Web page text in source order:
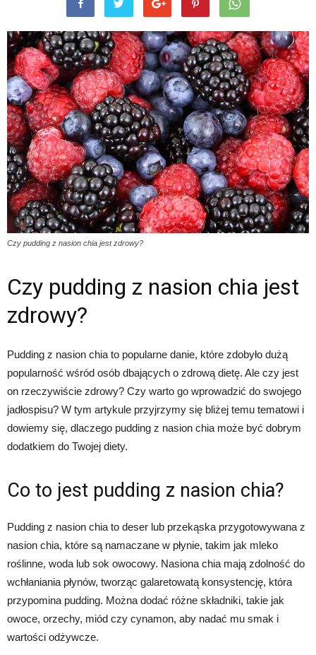
Czy pudding z nasion chia jest zdrowy?
Czy pudding z nasion chia jest
zdrowy?
Pudding z nasion chia to popularne danie, które zdobyło dużą
popularność wśród osób dbających o zdrową dietę. Ale czy jest
on rzeczywiście zdrowy? Czy warto go wprowadzić do swojego
jadłospisu? W tym artykule przyjrzymy się bliżej temu tematowi i
dowiemy się, dlaczego pudding z nasion chia może być dobrym
dodatkiem do Twojej diety.
Co to jest pudding z nasion chia?
Pudding z nasion chia to deser lub przekąska przygotowywana z
nasion chia, które są namaczane w płynie, takim jak mleko
roślinne, woda lub sok owocowy. Nasiona chia mają zdolność do
wchłaniania płynów, tworząc galaretowatą konsystencję, która
przypomina pudding. Można dodać różne składniki, takie jak
owoce, orzechy, miód czy cynamon, aby nadać mu smak i
wartości odżywcze.